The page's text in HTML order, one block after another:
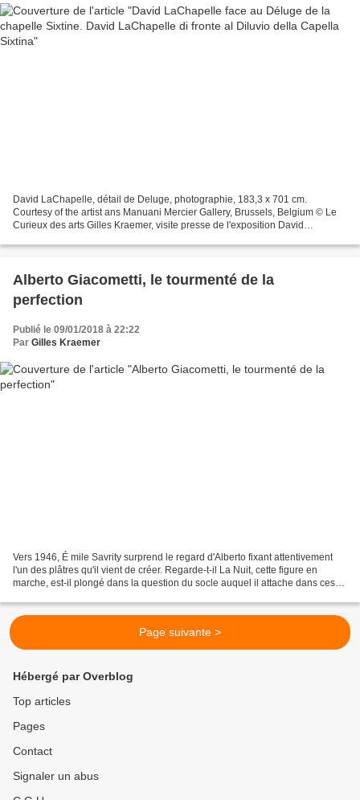
David LaChapelle, détail de Deluge, photographie, 183,3 x 701 cm.
Courtesy of the artist ans Manuani Mercier Gallery, Brussels, Belgium © Le
Curieux des arts Gilles Kraemer, visite presse de l'exposition David
Alberto Giacometti, le tourmenté de la
perfection
Publié le 09/01/2018 à 22:22
Par Gilles Kraemer
Vers 1946, É mile Savrity surprend le regard d'Alberto fixant attentivement
l'un des plâtres qu'il vient de créer. Regarde-t-il La Nuit, cette figure en
marche, est-il plongé dans la question du socle auquel il attache dans ces
Page suivante >
Hébergé par Overblog
Top articles
Pages
Contact
Signaler un abus